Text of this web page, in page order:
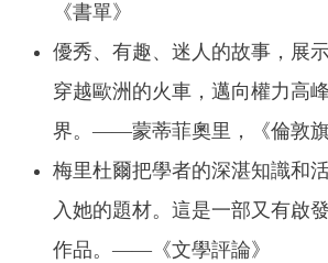
《書單》
優秀、有趣、迷人的故事，展
穿越歐洲的火車，邁向權力高
界。——蒙蒂菲奧里，《倫敦旗
梅里杜爾把學者的深湛知識和
入她的題材。這是一部又有啟
作品。——《文學評論》